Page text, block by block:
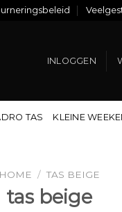
INLOGGEN
TAS KLEINE
HOME / TAS BEIGE
tas beige